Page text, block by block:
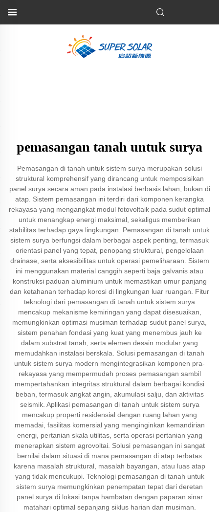
pemasangan tanah untuk surya
Pemasangan di tanah untuk sistem surya merupakan solusi
struktural komprehensif yang dirancang untuk memposisikan
panel surya secara aman pada instalasi berbasis lahan, bukan di
atap. Sistem pemasangan ini terdiri dari komponen kerangka
rekayasa yang mengangkat modul fotovoltaik pada sudut optimal
untuk menangkap energi maksimal, sekaligus memberikan
stabilitas terhadap gaya lingkungan. Pemasangan di tanah untuk
sistem surya berfungsi dalam berbagai aspek penting, termasuk
orientasi panel yang tepat, penopang struktural, pengelolaan
drainase, serta aksesibilitas untuk operasi pemeliharaan. Sistem
ini menggunakan material canggih seperti baja galvanis atau
konstruksi paduan aluminium untuk memastikan umur panjang
dan ketahanan terhadap korosi di lingkungan luar ruangan. Fitur
teknologi dari pemasangan di tanah untuk sistem surya
mencakup mekanisme kemiringan yang dapat disesuaikan,
memungkinkan optimasi musiman terhadap sudut panel surya,
sistem penahan fondasi yang kuat yang menembus jauh ke
dalam substrat tanah, serta elemen desain modular yang
memudahkan instalasi berskala. Solusi pemasangan di tanah
untuk sistem surya modern mengintegrasikan komponen pra-
rekayasa yang mempermudah proses pemasangan sambil
mempertahankan integritas struktural dalam berbagai kondisi
beban, termasuk angkat angin, akumulasi salju, dan aktivitas
seismik. Aplikasi pemasangan di tanah untuk sistem surya
mencakup properti residensial dengan ruang lahan yang
memadai, fasilitas komersial yang menginginkan kemandirian
energi, pertanian skala utilitas, serta operasi pertanian yang
menerapkan sistem agrovoltai. Solusi pemasangan ini sangat
bernilai dalam situasi di mana pemasangan di atap terbatas
karena masalah struktural, masalah bayangan, atau luas atap
yang tidak mencukupi. Teknologi pemasangan di tanah untuk
sistem surya memungkinkan penempatan tepat dari deretan
panel surya di lokasi tanpa hambatan dengan paparan sinar
matahari optimal sepanjang siklus harian dan musiman.